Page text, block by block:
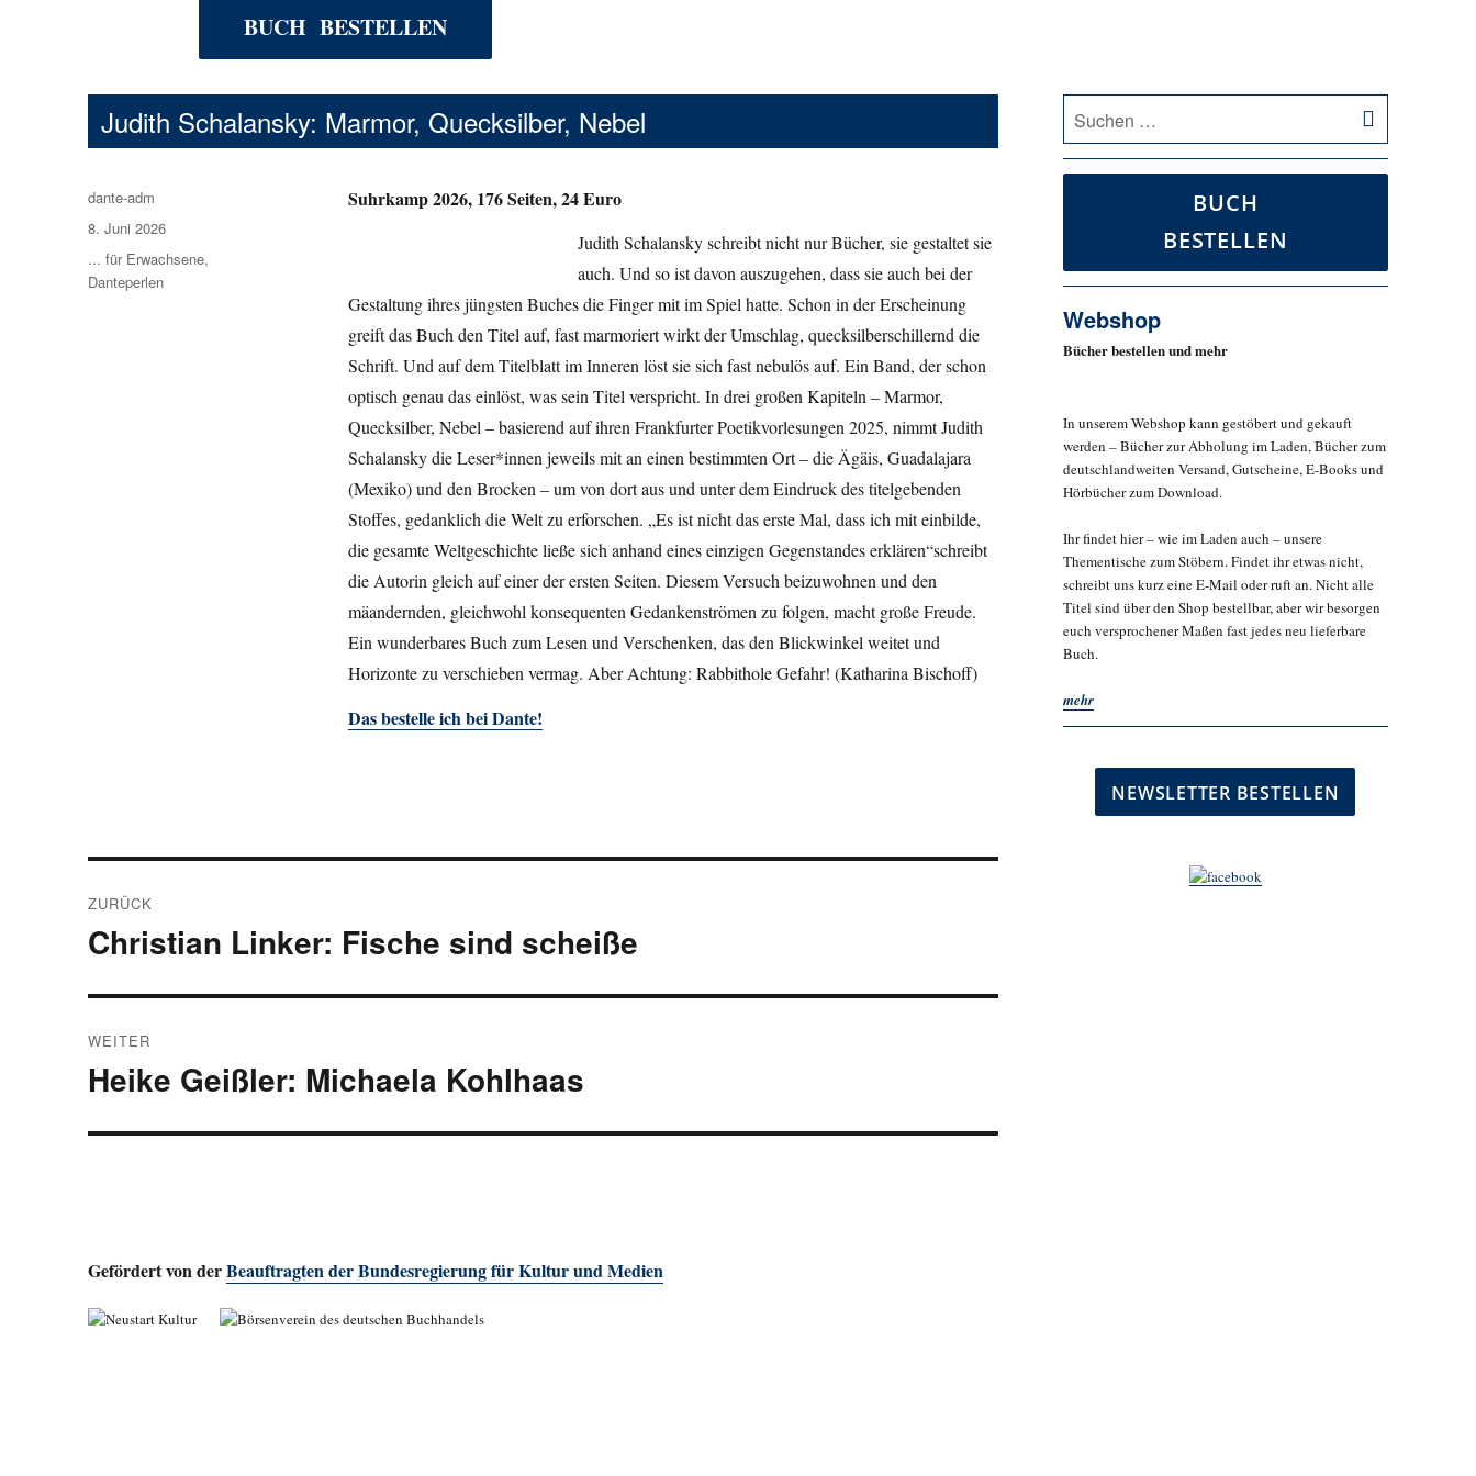
BUCH BESTELLEN
Judith Schalansky: Marmor, Quecksilber, Nebel
Suhrkamp 2026, 176 Seiten, 24 Euro
Judith Schalansky schreibt nicht nur Bücher, sie gestaltet sie
auch. Und so ist davon auszugehen, dass sie auch bei der
Gestaltung ihres jüngsten Buches die Finger mit im Spiel hatte. Schon in der Erscheinung
greift das Buch den Titel auf, fast marmoriert wirkt der Umschlag, quecksilberschillernd die
Schrift. Und auf dem Titelblatt im Inneren löst sie sich fast nebulös auf. Ein Band, der schon
optisch genau das einlöst, was sein Titel verspricht. In drei großen Kapiteln – Marmor,
Quecksilber, Nebel – basierend auf ihren Frankfurter Poetikvorlesungen 2025, nimmt Judith
Schalansky die Leser*innen jeweils mit an einen bestimmten Ort – die Ägäis, Guadalajara
(Mexiko) und den Brocken – um von dort aus und unter dem Eindruck des titelgebenden
Stoffes, gedanklich die Welt zu erforschen. „Es ist nicht das erste Mal, dass ich mit einbilde,
die gesamte Weltgeschichte ließe sich anhand eines einzigen Gegenstandes erklären“schreibt
die Autorin gleich auf einer der ersten Seiten. Diesem Versuch beizuwohnen und den
mäandernden, gleichwohl konsequenten Gedankenströmen zu folgen, macht große Freude.
Ein wunderbares Buch zum Lesen und Verschenken, das den Blickwinkel weitet und
Horizonte zu verschieben vermag. Aber Achtung: Rabbithole Gefahr! (Katharina Bischoff)
Das bestelle ich bei Dante!
Autor
dante-adm
Veröffentlicht
am
8. Juni 2026
Kategorien
... für Erwachsene,
Danteperlen
ZURÜCK
Vorheriger
Christian Linker: Fische sind scheiße
WEITER
Nächster
Heike Geißler: Michaela Kohlhaas
Gefördert von derBeauftragten der Bundesregierung für Kultur und Medien
nach:
BUCH
BESTELLEN
Webshop
Bücher bestellen und mehr
In unserem Webshop kann gestöbert und gekauft
werden – Bücher zur Abholung im Laden, Bücher zum
deutschlandweiten Versand, Gutscheine, E-Books und
Hörbücher zum Download.
Ihr findet hier – wie im Laden auch – unsere
Thementische zum Stöbern. Findet ihr etwas nicht,
schreibt uns kurz eine E-Mail oder ruft an. Nicht alle
Titel sind über den Shop bestellbar, aber wir besorgen
euch versprochener Maßen fast jedes neu lieferbare
Buch.
mehr